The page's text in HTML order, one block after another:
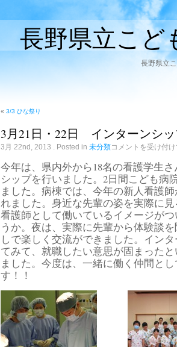
長野県立こど
長野県立
« 3/3 ひな祭り
3月21日・22日 インターンシ
3月 22nd, 2013 . Posted in 未分類3
月
日・
22
日
イ
ン
タ
ー
ン
シ
ッ
プ
開
催
コメントを受け付
今年は、県内外から18名の看護学生
シップを行いました。2日間こども病
ました。病棟では、今年の新人看護
れました。身近な先輩の姿を実際に
看護師として働いているイメージが
うか。夜は、実際に先輩から体験談
しで楽しく交流ができました。イン
てみて、就職したい意思が固まった
ました。今度は、一緒に働く仲間と
す！！